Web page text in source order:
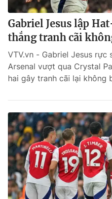
Gabriel Jesus lập
thắng tranh cãi
VTV.vn - Gabriel Jesus
Arsenal vượt qua Crystal
hai gây tranh cãi lại